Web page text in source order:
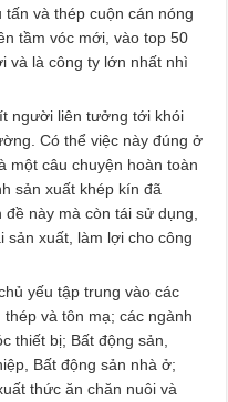
và thép cuộn cán nóng
tầm vóc mới, vào top 50
và là công ty lớn nhất nhì
người liên tưởng tới khói
Có thể việc này đúng ở
một câu chuyện hoàn toàn
sản xuất khép kín đã
này mà còn tái sử dụng,
sản xuất, làm lợi cho công
yếu tập trung vào các
và tôn mạ; các ngành
thiết bị; Bất động sản,
Bất động sản nhà ở;
thức ăn chăn nuôi và